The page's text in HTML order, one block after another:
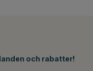
och rabatter!